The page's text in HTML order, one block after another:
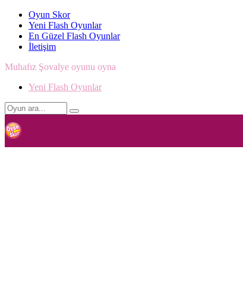
Oyun Skor
Yeni Flash Oyunlar
En Güzel Flash Oyunlar
İletişim
Muhafız Şovalye oyunu oyna
Yeni Flash Oyunlar